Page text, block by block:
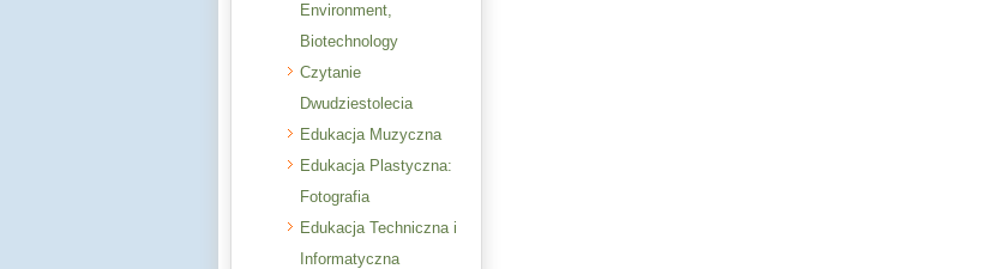
Environment,
Biotechnology
Czytanie
Dwudziestolecia
Edukacja Muzyczna
Edukacja Plastyczna:
Fotografia
Edukacja Techniczna i
Informatyczna